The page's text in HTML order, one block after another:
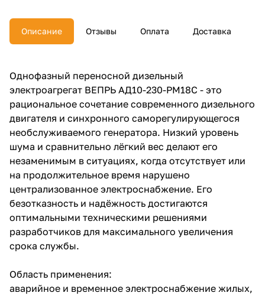
Описание Отзывы Оплата Доставка
Однофазный переносной дизельный
электроагрегат ВЕПРЬ АД10-230-РМ18С - это
рациональное сочетание современного дизельного
двигателя и синхронного саморегулирующегося
необслуживаемого генератора. Низкий уровень
шума и сравнительно лёгкий вес делают его
незаменимым в ситуациях, когда отсутствует или
на продолжительное время нарушено
централизованное электроснабжение. Его
безотказность и надёжность достигаются
оптимальными техническими решениями
разработчиков для максимального увеличения
срока службы.
Область применения:
аварийное и временное электроснабжение жилых,
недели
plait.ru